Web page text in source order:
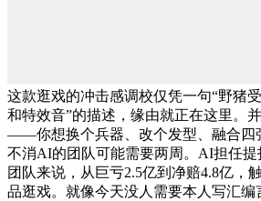
这款逛戏的冲击感调校仅凭一句“野猪
和特效音”的描述，缘由就正在这里。
——你想换个兵器、改个发型、融合四
不消AI的团队可能需要两周。AI担任
团队来说，从巨亏2.5亿到净赔4.8亿，
品逛戏。就像今天没人需要本人写汇编